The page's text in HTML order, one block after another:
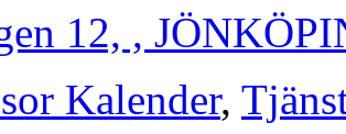
12, ,
Kalender,